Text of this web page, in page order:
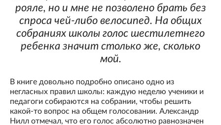
рояле, но и мне не позволено брать без
спроса чей-либо велосипед. На общих
собраниях школы голос шестилетнего
ребенка значит столько же, сколько
мой.
В книге довольно подробно описано одно из
негласных правил школы: каждую неделю ученики и
педагоги собираются на собрании, чтобы решить
какой-то вопрос на общем голосовании. Александр
Нилл отмечал, что его голос абсолютно равнозначен